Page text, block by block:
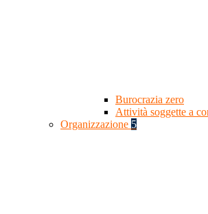
Burocrazia zero
Attività soggette a
Organizzazione 5